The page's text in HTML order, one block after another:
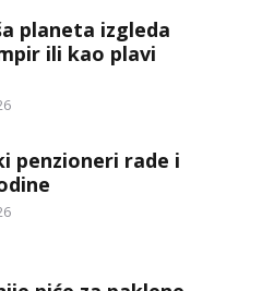
planeta izgleda
ili kao plavi
penzioneri rade i